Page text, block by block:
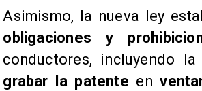
Asimismo, la nueva ley
obligaciones y
conductores, incluyendo
grabar la patente en